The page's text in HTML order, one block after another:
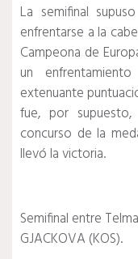
La semifinal
enfrentarse a la
Campeona de
un
extenuante
fue, por
concurso de la
llevó la victoria.
Semifinal entre
GJACKOVA (KOS).